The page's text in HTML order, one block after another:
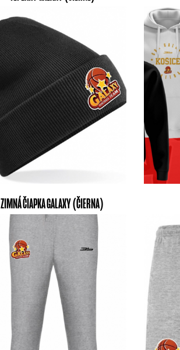
ZIMNÁ ČIAPKA GALAXY (ČIERNA)